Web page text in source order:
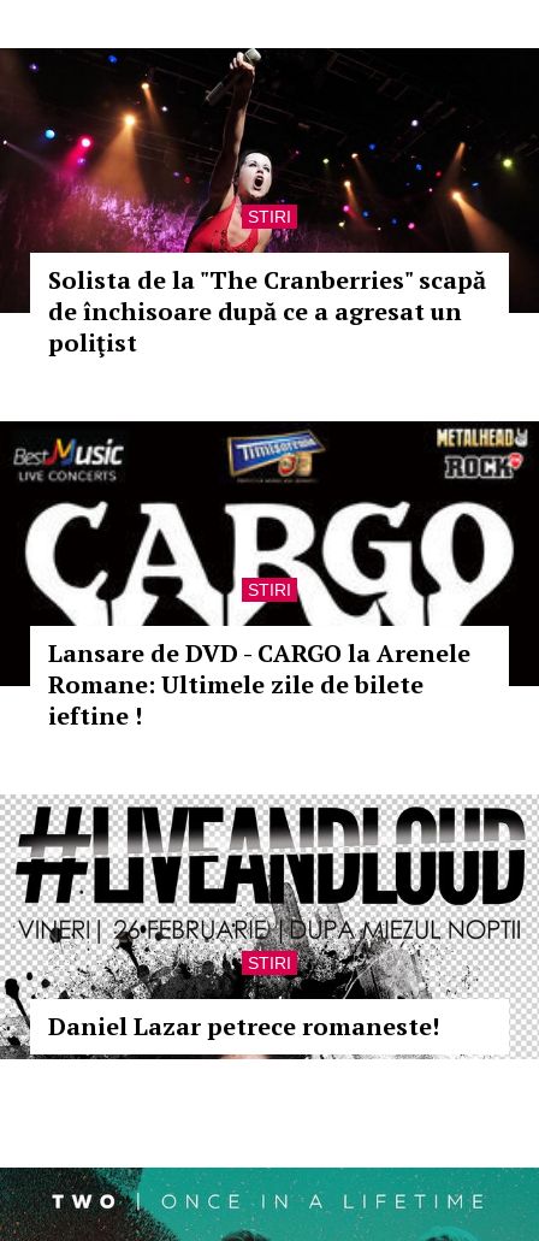
STIRI
Solista de la "The Cranberries" scapă
de închisoare după ce a agresat un
poliţist
STIRI
Lansare de DVD - CARGO la Arenele
Romane: Ultimele zile de bilete
ieftine !
STIRI
Daniel Lazar petrece romaneste!